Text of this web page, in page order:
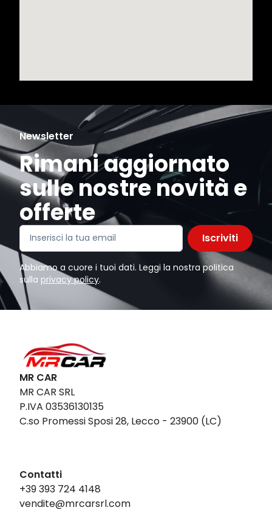
Newsletter
Rimani aggiornato
sulle nostre novità e
offerte
Iscriviti
Abbiamo a cuore i tuoi dati. Leggi la nostra politica
sulla privacy policy.
MR CAR
MR CAR SRL
P.IVA 03536130135
C.so Promessi Sposi 28, Lecco - 23900 (LC)
Contatti
+39 393 724 4148
vendite@mrcarsrl.com